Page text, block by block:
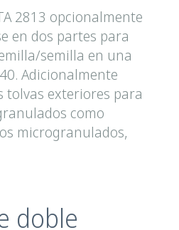
2813 opcionalmente
en dos partes para
semilla en una
Adicionalmente
tolvas exteriores para
como
microgranulados,
doble